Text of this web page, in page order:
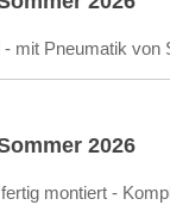
mit Pneumatik von
2026
montiert -